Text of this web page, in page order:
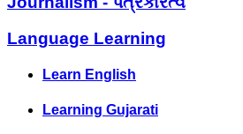
Language Learning
Learn English
Learning Gujarati